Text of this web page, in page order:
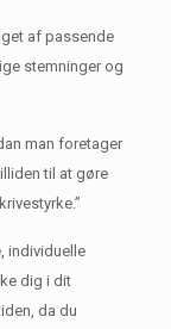
af passende
stemninger og
man foretager
til at gøre
individuelle
dig i dit
da du